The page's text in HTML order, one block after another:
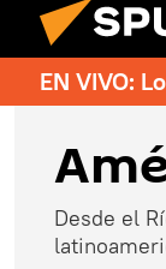
EN VIVO:
Desde el